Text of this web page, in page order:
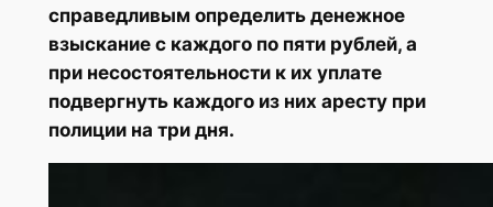
справедливым определить денежное
взыскание с каждого по пяти рублей, а
при несостоятельности к их уплате
подвергнуть каждого из них аресту при
полиции на три дня.